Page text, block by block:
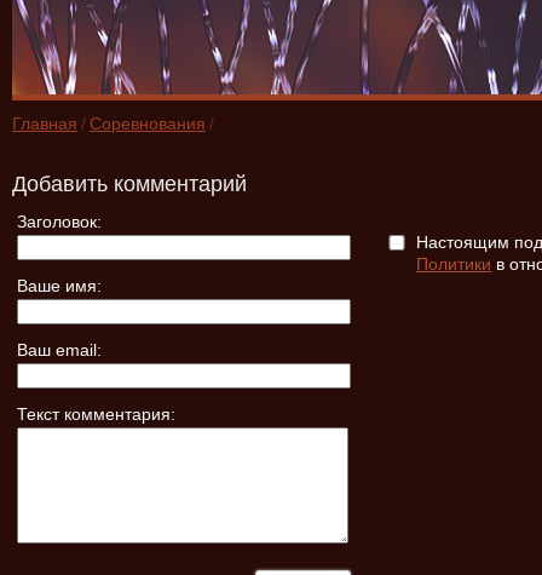
Главная /Соревнования /
Добавить комментарий
Заголовок:
Ваше имя:
Ваш email:
Текст комментария:
Настоящим
Политики в